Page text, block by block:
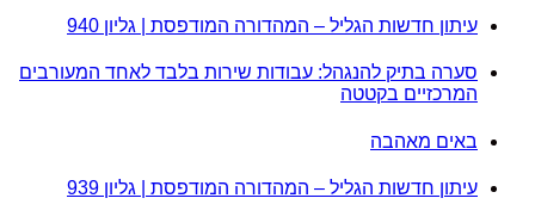
עיתון חדשות הגליל – המהדורה המודפסת | גליון 940
סערה בתיק להנגהל: עבודות שירות בלבד לאחד המעורבים
המרכזיים בקטטה
באים מאהבה
עיתון חדשות הגליל – המהדורה המודפסת | גליון 939